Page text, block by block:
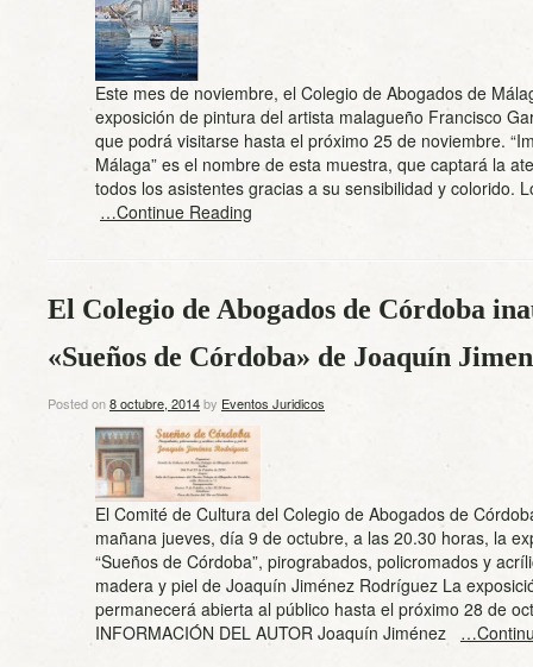
Este mes de noviembre, el Colegio de Abogados de
exposición de pintura del artista malagueño Francisco
que podrá visitarse hasta el próximo 25 de noviembre.
Málaga” es el nombre de esta muestra, que captará la
todos los asistentes gracias a su sensibilidad y colorido.
…Continue Reading
El Colegio de Abogados de Córdoba
«Sueños de Córdoba» de Joaquín
Posted on8 octubre, 2014by Eventos Juridicos
El Comité de Cultura del Colegio de Abogados de
mañana jueves, día 9 de octubre, a las 20.30 horas, la
“Sueños de Córdoba”, pirograbados, policromados y
madera y piel de Joaquín Jiménez Rodríguez La
permanecerá abierta al público hasta el próximo 28 de
INFORMACIÓN DEL AUTOR Joaquín Jiménez